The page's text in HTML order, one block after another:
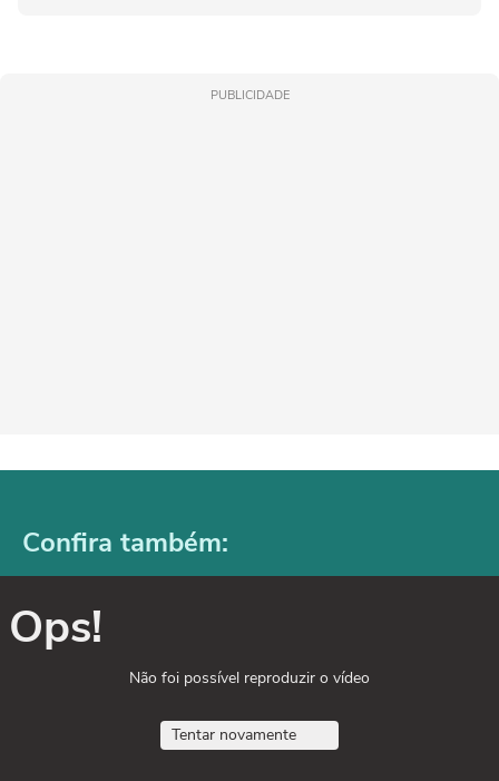
PUBLICIDADE
Confira também:
Ops!
Não foi possível reproduzir o vídeo
Tentar novamente